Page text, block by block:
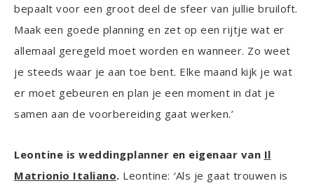
bepaalt voor een groot deel de sfeer van jullie bruiloft.
Maak een goede planning en zet op een rijtje wat er
allemaal geregeld moet worden en wanneer. Zo weet
je steeds waar je aan toe bent. Elke maand kijk je wat
er moet gebeuren en plan je een moment in dat je
samen aan de voorbereiding gaat werken.’
Leontine is weddingplanner en eigenaar van Il
Matrionio Italiano. Leontine: ‘Als je gaat trouwen is